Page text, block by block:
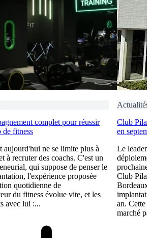
complet pour réussir
de fitness
ne se limite plus à
à recruter des coachs. C'est un
qui suppose de penser le
l'expérience proposée
quotidienne de
du fitness évolue vite, et les
avec lui :...
Actualités
Club
en
Le leader
prochaine
Club
Bordeaux
an. Cette
marché